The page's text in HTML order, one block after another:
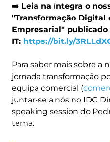
➡️ Leia na íntegra o
"Transformação Digital
Empresarial" publicado
IT: https://bit.ly/
Para saber mais sobre a
jornada transformação
equipa comercial (
juntar-se a nós no IDC
speaking session do
tema.